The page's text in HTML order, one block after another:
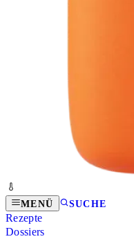
MENÜ SUCHE
Rezepte
Dossiers